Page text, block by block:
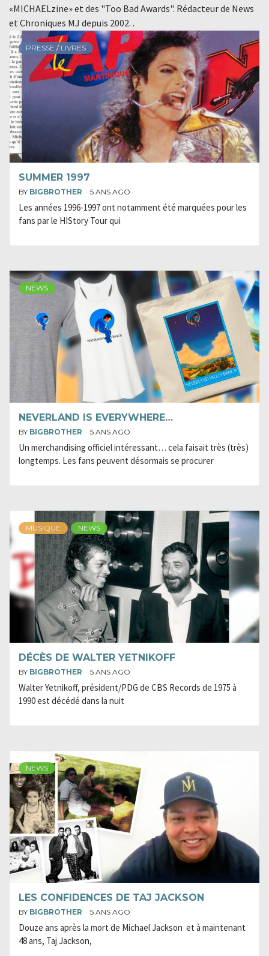
«MICHAELzine» et des "Too Bad Awards". Rédacteur de News
et Chroniques MJ depuis 2002. .
PRESSE / LIVRES
SUMMER 1997
BY BIGBROTHER 5 ANS AGO
Les années 1996-1997 ont notamment été marquées pour les
fans par le HIStory Tour qui
NEWS
NEVERLAND IS EVERYWHERE…
BY BIGBROTHER 5 ANS AGO
Un merchandising officiel intéressant… cela faisait très (très)
longtemps. Les fans peuvent désormais se procurer
MUSIQUE NEWS
DÉCÈS DE WALTER YETNIKOFF
BY BIGBROTHER 5 ANS AGO
Walter Yetnikoff, président/PDG de CBS Records de 1975 à
1990 est décédé dans la nuit
NEWS
LES CONFIDENCES DE TAJ JACKSON
BY BIGBROTHER 5 ANS AGO
Douze ans après la mort de Michael Jackson et à maintenant
48 ans, Taj Jackson,